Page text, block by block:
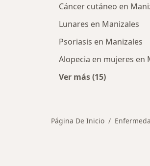
Cáncer cutáneo en
Lunares en Manizales
Psoriasis en Manizales
Alopecia en mujeres en
Ver más (15)
Página De Inicio